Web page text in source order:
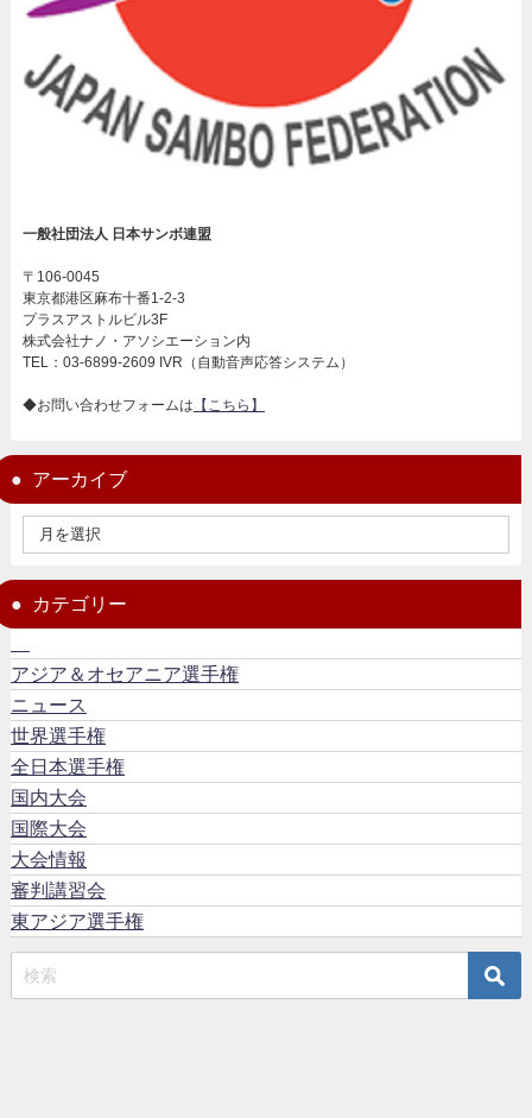
一般社団法人 日本サンボ連盟
〒106-0045
東京都港区麻布十番1-2-3
プラスアストルビル3F
株式会社ナノ・アソシエーション内
TEL：03-6899-2609 IVR（自動音声応答システム）
◆お問い合わせフォームは 【こちら】
アーカイブ
カテゴリー
アジア＆オセアニア選手権
ニュース
世界選手権
全日本選手権
国内大会
国際大会
大会情報
審判講習会
東アジア選手権